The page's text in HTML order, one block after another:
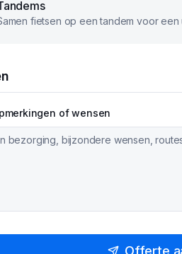
fietsen op een tandem voor
of wensen
Offerte